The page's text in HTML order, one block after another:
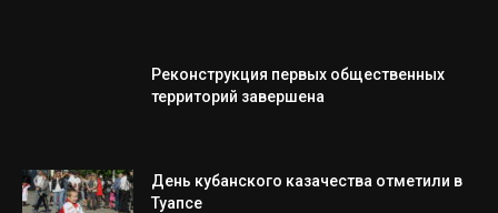
Реконструкция первых общественных
территорий завершена
День кубанского казачества отметили в
Туапсе